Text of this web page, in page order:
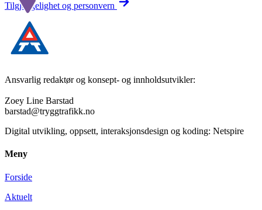
Tilgjengelighet og personvern
Ansvarlig redaktør og konsept- og innholdsutvikler:
Zoey Line Barstad
barstad@tryggtrafikk.no
Digital utvikling, oppsett, interaksjonsdesign og koding: Netspire
Meny
Forside
Aktuelt